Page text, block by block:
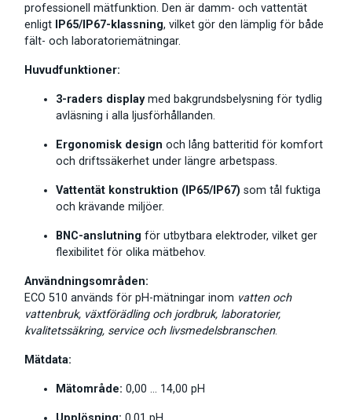
professionell mätfunktion. Den är damm- och vattentät
enligt
IP65/IP67-klassning, vilket gör den lämplig för både
fält- och laboratoriemätningar.
Huvudfunktioner:
3-raders displaymed bakgrundsbelysning för tydlig
avläsning i alla ljusförhållanden.
Ergonomisk design och lång batteritid för komfort
och driftssäkerhet under längre arbetspass.
Vattentät konstruktion (IP65/IP67) som tål fuktiga
och krävande miljöer.
BNC-anslutning för utbytbara elektroder, vilket ger
flexibilitet för olika mätbehov.
Användningsområden:
ECO 510 används för pH-mätningar inom vatten och
vattenbruk, växtförädling och jordbruk, laboratorier,
kvalitetssäkring, service och livsmedelsbranschen.
Mätdata:
Mätområde: 0,00 … 14,00 pH